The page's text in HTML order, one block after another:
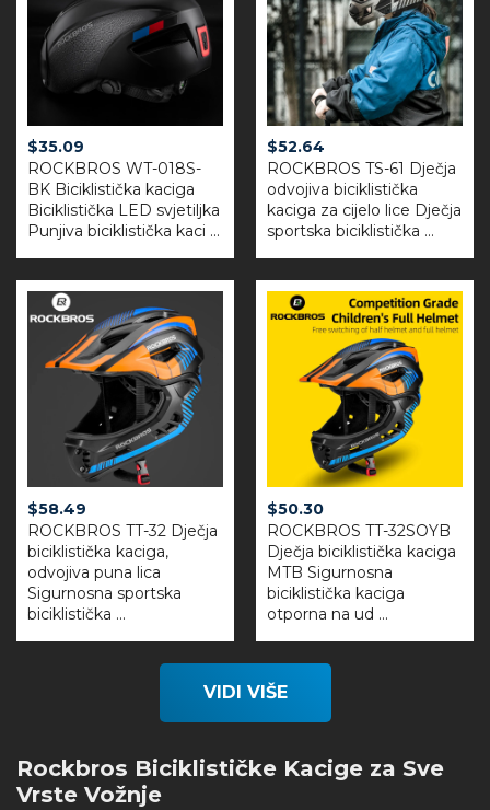
$35.09
ROCKBROS WT-018S-
BK Biciklistička kaciga
Biciklistička LED svjetiljka
Punjiva biciklistička kaci ...
$52.64
ROCKBROS TS-61 Dječja
odvojiva biciklistička
kaciga za cijelo lice Dječja
sportska biciklistička ...
$58.49
ROCKBROS TT-32 Dječja
biciklistička kaciga,
odvojiva puna lica
Sigurnosna sportska
biciklistička ...
$50.30
ROCKBROS TT-32SOYB
Dječja biciklistička kaciga
MTB Sigurnosna
biciklistička kaciga
otporna na ud ...
VIDI VIŠE
Rockbros Biciklističke Kacige za Sve
Vrste Vožnje